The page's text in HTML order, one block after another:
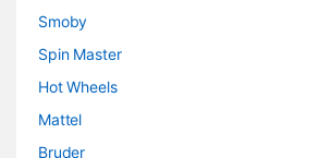
Smoby
Spin Master
Hot Wheels
Mattel
Bruder